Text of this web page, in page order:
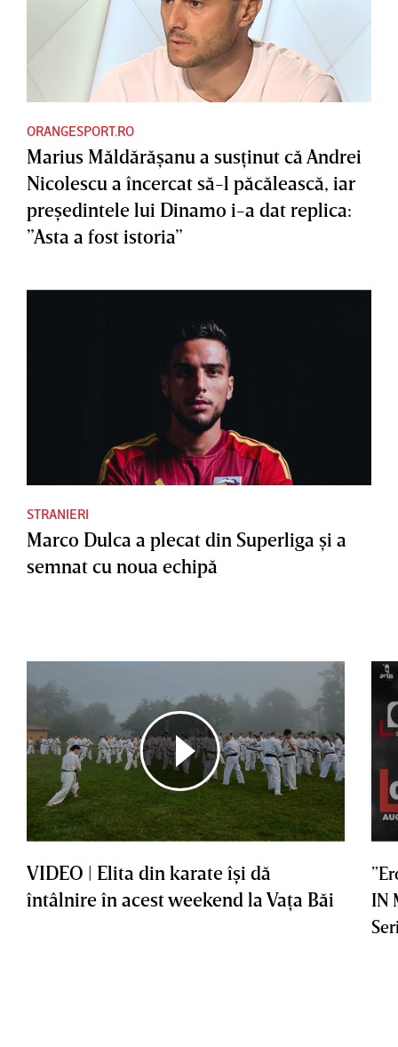
ORANGESPORT.RO
Marius Măldărăşanu a susţinut că Andrei
Nicolescu a încercat să-l păcălească, iar
preşedintele lui Dinamo i-a dat replica:
”Asta a fost istoria”
STRANIERI
Marco Dulca a plecat din Superliga şi a
semnat cu noua echipă
VIDEO | Elita din karate îşi dă
întâlnire în acest weekend la Vaţa Băi
IN